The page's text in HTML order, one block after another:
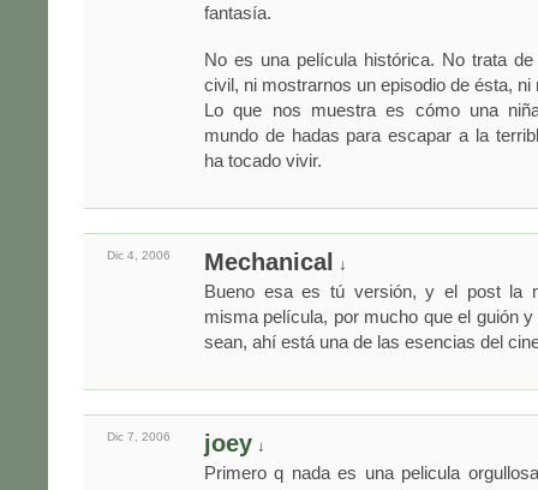
fantasía.
No es una película histórica. No trata
civil, ni mostrarnos un episodio de ésta, ni
Lo que nos muestra es cómo una
mundo de hadas para escapar a la
ha tocado vivir.
Dic 4, 2006 Mechanical ↓
Bueno esa es tú versión, y el post la
misma película, por mucho que el guión
sean, ahí está una de las esencias del
Dic 7, 2006 joey ↓
Primero q nada es una pelicula